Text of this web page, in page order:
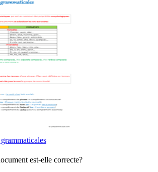
est-elle correcte?